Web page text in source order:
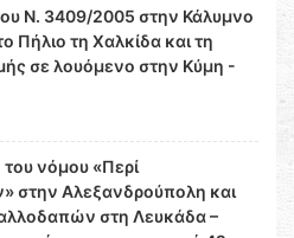
Ν. 3409/2005 στην Κάλυμνο
τη Χαλκίδα και τη
σε λουόμενο στην Κύμη -
νόμου «Περί
στην Αλεξανδρούπολη και
στη Λευκάδα –